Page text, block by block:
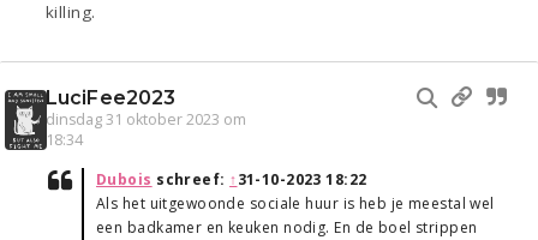
killing.
LuciFee2023
dinsdag 31 oktober 2023 om
18:34
Dubois schreef: ↑31-10-2023 18:22
Als het uitgewoonde sociale huur is heb je meestal wel
een badkamer en keuken nodig. En de boel strippen